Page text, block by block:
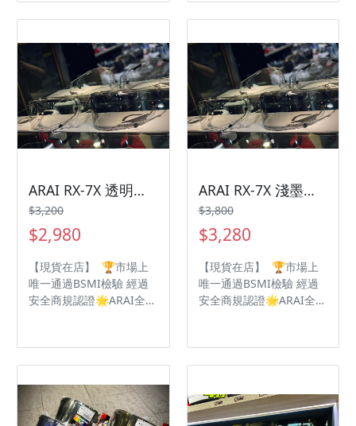
外線改變 適用帽型✅X-
15✅Z-8
ARAI RX-7X 透明變淺墨 全視線
$3,200
$2,980
【現貨在店】 🏆市場上
唯一通過BSMI檢驗 經過
安全商規認證🌟ARAI全視
鏡片2980🌝透明變🌚淺
墨 淺墨鏡片3280🌝淺墨
變🌚深墨 深淺會因⏱溫
度🌞天氣💡紫外線改變
適用帽型✅RX-7X
ARAI RX-7X 淺墨變深墨 全視線
$3,800
$3,280
【現貨在店】 🏆市場上
唯一通過BSMI檢驗 經過
安全商規認證🌟ARAI全視
鏡片2980🌝透明變🌚淺
墨 淺墨鏡片3280🌝淺墨
度🌞天氣💡紫外線改變
適用帽型✅RX-7X